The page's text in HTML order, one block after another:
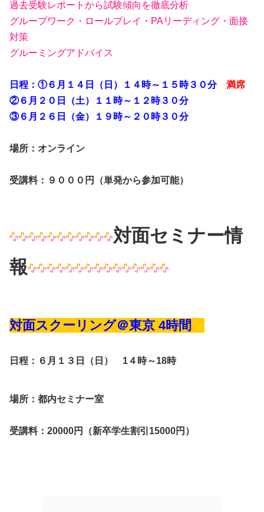
過去受験レポートから試験傾向を徹底分析
グループワーク・ロールプレイ・PAリーディング・面接
対策
グルーミングアドバイス
日程：①６月１４日（日）１４時～１５時３０分 満席
②６月２０日（土）１１時～１２時３０分
③６月２６日（金）１９時～２０時３０分
場所：オンライン
受講料：９０００円（単発から参加可能）
対面セミナー情
報
対面スクーリング＠東京 4時間
日程：６月１３日（日） 1４時～18時
場所：都内セミナー室
受講料：20000円（新卒学生割引15000円）